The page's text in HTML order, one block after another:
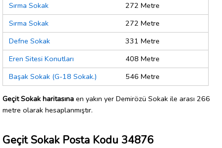
Sırma Sokak
272 Metre
Sırma Sokak
272 Metre
Defne Sokak
331 Metre
Eren Sitesi Konutları
408 Metre
Başak Sokak (G-18 Sokak.)
546 Metre
Geçit Sokak haritasına en yakın yer Demirözü Sokak ile arası 266
metre olarak hesaplanmıştır.
Geçit Sokak Posta Kodu 34876